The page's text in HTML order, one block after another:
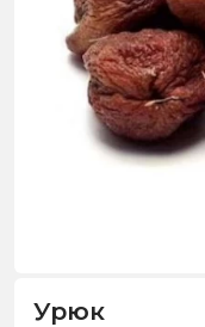
Урюк